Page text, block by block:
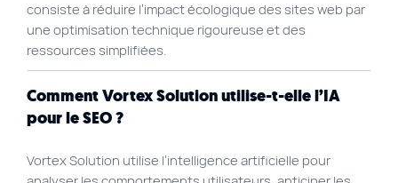
consiste à réduire l’impact écologique des sites web par
une optimisation technique rigoureuse et des
ressources simplifiées.
Comment Vortex Solution utilise-t-elle l’IA
pour le SEO ?
Vortex Solution utilise l’intelligence artificielle pour